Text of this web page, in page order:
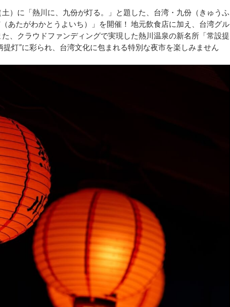
）に「熱川に、九份が灯る。」と題した、台湾・九份（きゅうふ
あたがわかとうよいち）」を開催！ 地元飲食店に加え、台湾グル
、クラウドファンディングで実現した熱川温泉の新名所「常設提
灯”に彩られ、台湾文化に包まれる特別な夜市を楽しみません